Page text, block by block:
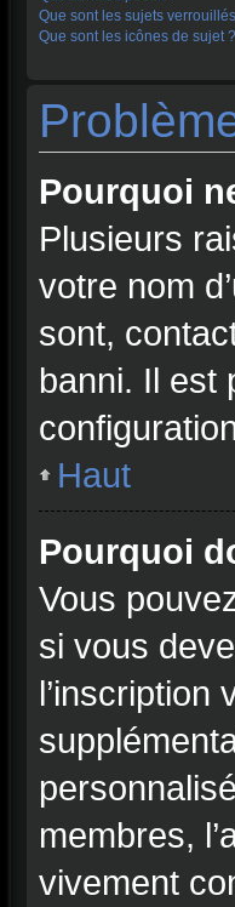
Que sont les sujets
Que sont les icônes de sujet ?
Pourquoi
Plusieurs
votre nom
sont,
banni. Il est
Haut
Pourquoi
Vous
si vous
l’inscription
membres,
vivement